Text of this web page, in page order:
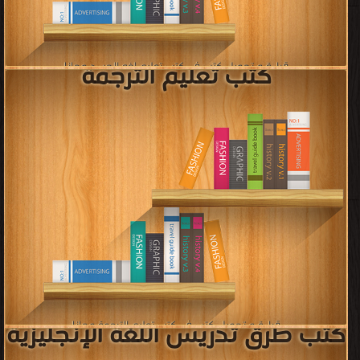
قراءة و تحميل كتب في كتب اللغويات التطبيقية Applied linguistics مجانا
كتب الشعر Poetry
قراءة و تحميل كتب في كتب الشعر Poetry مجانا
[ 19 كتاب/كتب ]